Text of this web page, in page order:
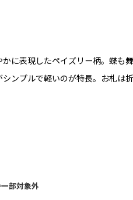
に表現したペイズリー柄。蝶も
シンプルで軽いのが特長。お札は
部対象外